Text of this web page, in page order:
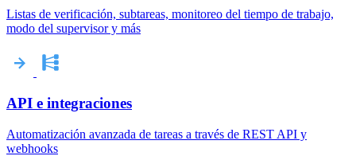
Listas de verificación, subtareas, monitoreo del tiempo de trabajo,
modo del supervisor y más
API e integraciones
Automatización avanzada de tareas a través de REST API y
webhooks